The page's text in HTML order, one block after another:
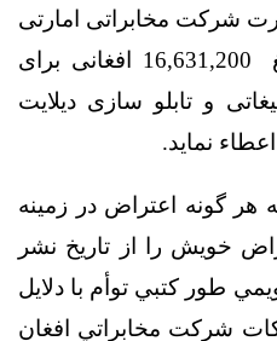
شرکت مخابراتی امارتی
16,631,200 افغانی برای
و تابلو سازی ديلايت
اعطاء نمايد.
گونه اعتراض در زمينه
خويش را از تاريخ نشر
طور کتبي توأم با دلايل
شرکت مخابراتي افغان